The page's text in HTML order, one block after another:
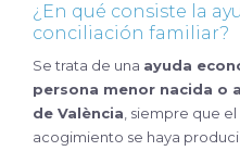
¿En qué consiste la
conciliación familiar?
Se trata de una ayuda
persona menor nacida o
de València, siempre que
acogimiento se haya